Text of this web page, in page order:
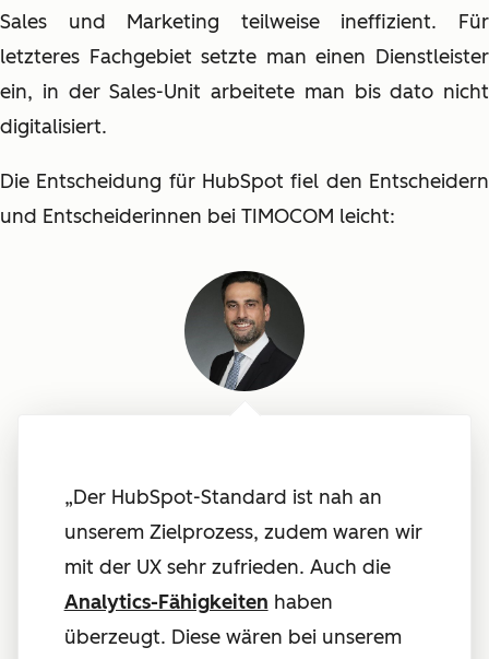
Sales und Marketing teilweise ineffizient. Für
letzteres Fachgebiet setzte man einen Dienstleister
ein, in der Sales-Unit arbeitete man bis dato nicht
digitalisiert.
Die Entscheidung für HubSpot fiel den Entscheidern
und Entscheiderinnen bei TIMOCOM leicht:
„Der HubSpot-Standard ist nah an
unserem Zielprozess, zudem waren wir
mit der UX sehr zufrieden. Auch die
Analytics-Fähigkeiten haben
überzeugt. Diese wären bei unserem